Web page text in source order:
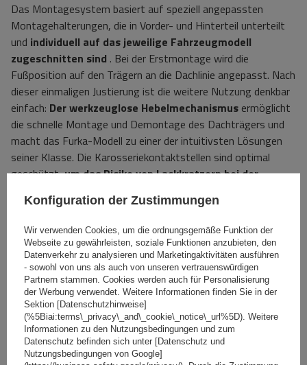
Das Montagesystem basiert auf speziell angepassten
Montagehalterungen, die in Vorder- und Hinterteil unterteilt
und individuell auf das jeweilige Fahrzeugmodell
zugeschnitten sind . Bei der Erstmontage wird die
Fußposition auf den Trägern an die Dachlinie angepasst. Nach
dieser einmaligen Justierung ist die weitere Nutzung denkbar
einfach: Der werkzeuglose Hebelmechanismus ermöglicht
die schnelle Montage und Demontage des Dachträgers und
macht das Furka-Modell zu einer der intuitivsten Lösungen
seiner Klasse. Die Karosseriekontaktstellen sind optimal
geschützt,um das Risiko von Lackkratzern bei der
werden:
Platzieren Sieden Dachträger an den Dachkanten
(achten Sie dabei auf die entsprechenden Abstände).
Ziehen Siedie Kofferraumklemmen fest, indem Sie den
Hebel nach oben bewegen.
Montieren Siedie Befestigungsfüße und sichern Sie
diese durch Drehen des Schlüssels.
Konfiguration der Zustimmungen
Wir verwenden Cookies, um die ordnungsgemäße Funktion der
Webseite zu gewährleisten, soziale Funktionen anzubieten, den
Datenverkehr zu analysieren und Marketingaktivitäten ausführen
- sowohl von uns als auch von unseren vertrauenswürdigen
Partnern stammen. Cookies werden auch für Personalisierung
der Werbung verwendet. Weitere Informationen finden Sie in der
Sektion [Datenschutzhinweise]
(%5Biai:terms\_privacy\_and\_cookie\_notice\_url%5D). Weitere
Informationen zu den Nutzungsbedingungen und zum
Datenschutz befinden sich unter [Datenschutz und
Nutzungsbedingungen von Google]